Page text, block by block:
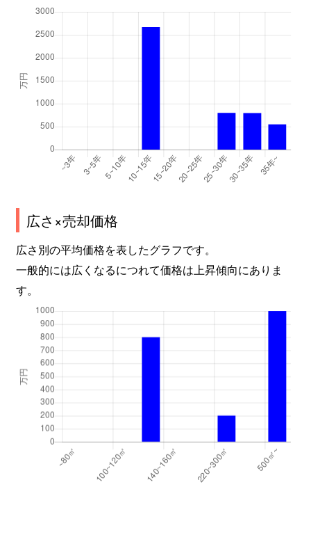
広さ×売却価格
広さ別の平均価格を表したグラフです。
一般的には広くなるにつれて価格は上昇傾向にありま
す。